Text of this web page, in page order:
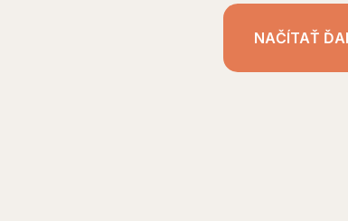
NAČÍTAŤ